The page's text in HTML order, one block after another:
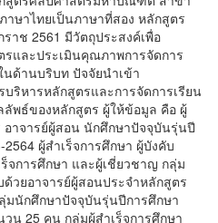
าษาไทยเป็นภาษาที่สอง หลักสูตร
าช 2561 มีวัตถุประสงค์เพื่อ
รและประเมินคุณภาพการจัดการ
ด้านบริบท ปัจจัยนำเข้า
บริหารหลักสูตรและการจัดการเรียน
ลัพธ์ของหลักสูตร ผู้ให้ข้อมูล คือ ผู้
าจารย์ผู้สอน นักศึกษาปัจจุบันรุ่นปี
2564 ผู้สำเร็จการศึกษา ผู้บังคับ
จการศึกษา และผู้เชี่ยวชาญ กลุ่ม
ด้วยอาจารย์ผู้สอนประจำหลักสูตร
มนักศึกษาปัจจุบันรุ่นปีการศึกษา
วน 25 คน กลุ่มผู้สำเร็จการศึกษา